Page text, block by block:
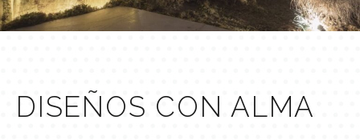
DISEÑOS CON ALMA